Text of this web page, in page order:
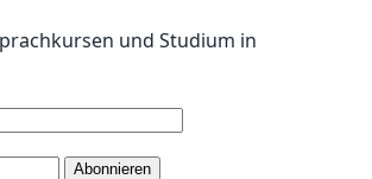
und Studium in
Abonnieren